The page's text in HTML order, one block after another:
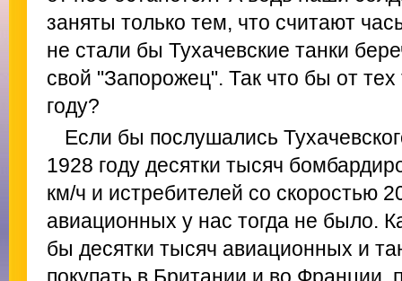
заняты только тем, что считают
не стали бы Тухачевские танки
свой "Запорожец". Так что бы от тех
году?
Если бы послушались
1928 году десятки тысяч
км/ч и истребителей со скоростью
авиационных у нас тогда не было.
бы десятки тысяч авиационных и